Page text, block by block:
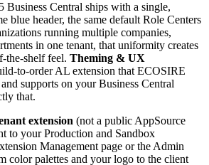
Business Central ships with a single,
blue header, the same default Role Centers
running multiple companies,
in one tenant, that uniformity creates
the-shelf feel. Theming & UX
to-order AL extension that ECOSIRE
supports on your Business Central
that.
extension (not a public AppSource
to your Production and Sandbox
Management page or the Admin
color palettes and your logo to the client